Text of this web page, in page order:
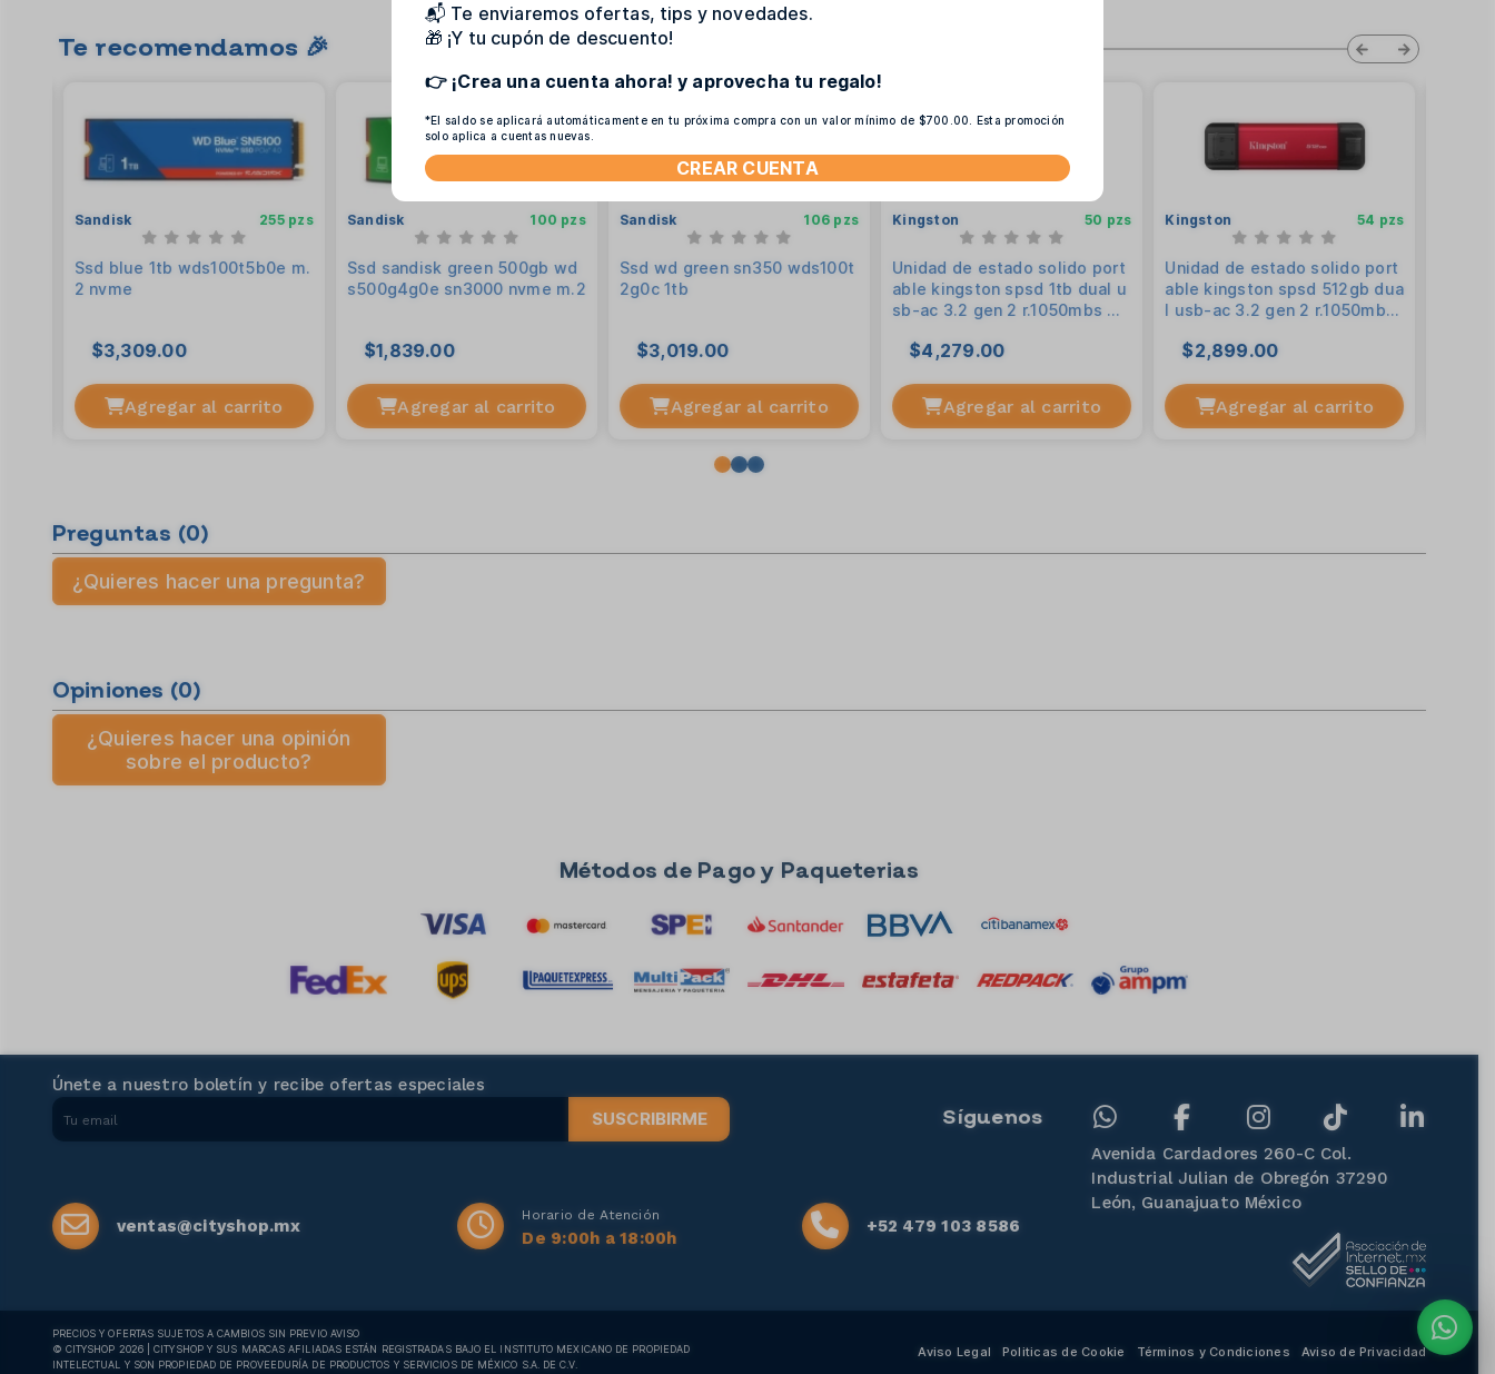
Te recomendamos 🎉
Sandisk 255 pzs
Ssd blue 1tb wds100t5b0e m.
2 nvme
Agregar al carrito
$3,309.00
Sandisk 100 pzs
Ssd sandisk green 500gb wd
s500g4g0e sn3000 nvme m.2
Agregar al carrito
$1,839.00
Sandisk 106 pzs
Ssd wd green sn350 wds100t
2g0c 1tb
Agregar al carrito
$3,019.00
Kingston 50 pzs
Unidad de estado solido port
able kingston spsd 1tb dual u
sb-ac 3.2 gen 2 r.1050mbs w.
Agregar al carrito
$4,279.00
Kingston 54 pzs
Unidad de estado solido port
able kingston spsd 512gb dua
l usb-ac 3.2 gen 2 r.1050mbs
Agregar al carrito
$2,899.00
Preguntas (0)
¿Quieres hacer una pregunta?
Opiniones (0)
¿Quieres hacer una opinión
sobre el producto?
Métodos de Pago y Paqueterias
Únete a nuestro boletín y recibe ofertas especiales
SUSCRIBIRME Síguenos
ventas@cityshop.mx Horario de Atención
De 9:00h a 18:00h +52 479 103 8586
Avenida Cardadores 260-C Col.
Industrial Julian de Obregón 37290
León, Guanajuato México
PRECIOS Y OFERTAS SUJETOS A CAMBIOS SIN PREVIO AVISO
© CITYSHOP 2026 | CITYSHOP Y SUS MARCAS AFILIADAS ESTÁN REGISTRADAS BAJO EL INSTITUTO MEXICANO DE PROPIEDAD
INTELECTUAL Y SON PROPIEDAD DE PROVEEDURÍA DE PRODUCTOS Y SERVICIOS DE MÉXICO S.A. DE C.V.
Aviso Legal Politicas de Cookie Términos y Condiciones Aviso de Privacidad
📬 Te enviaremos ofertas, tips y novedades.
🎁 ¡Y tu cupón de descuento!
👉 ¡Crea una cuenta ahora! y aprovecha tu regalo!
*El saldo se aplicará automáticamente en tu próxima compra con un valor mínimo de $700.00. Esta promoción
solo aplica a cuentas nuevas.
CREAR CUENTA